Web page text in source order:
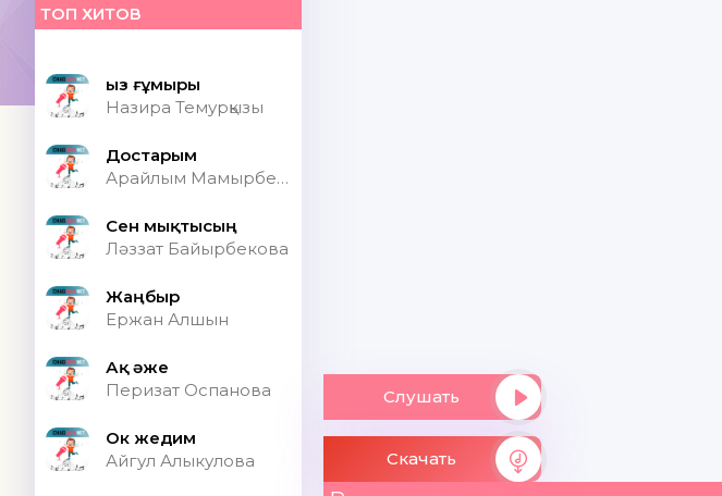
ТОП ХИТОВ
Қыз ғұмыры
Назира Темурқызы
Достарым
Арайлым Мамырбекқызы
Сен мықтысың
Ләззат Байырбекова
Жаңбыр
Ержан Алшын
Ақ әже
Перизат Оспанова
Ок жедим
Айгул Алыкулова
Слушать
Скачать